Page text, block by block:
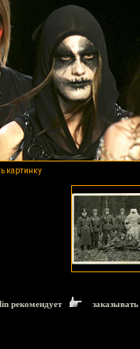
картинку
рекомендует заказывать